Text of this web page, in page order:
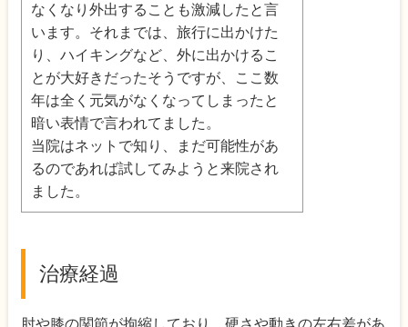
なくなり外出することも激減したと言
います。それまでは、旅行に出かけた
り、ハイキングなど、外に出かけるこ
とが大好きだったそうですが、ここ数
年は全く元気がなくなってしまったと
暗い表情で言われてました。
当院はネットで知り、まだ可能性があ
るのであれば試してみようと来院され
ました。
治療経過
肘や膝の関節が拘縮しており、硬さや動きの左右差があ